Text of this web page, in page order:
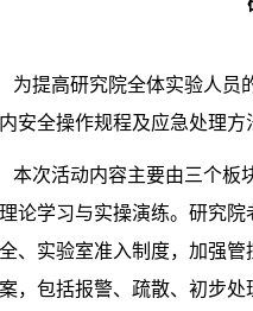
为提高研究院全体实验人员
安全操作规程及应急处理方
本次活动内容主要由三个板
论学习与实操演练。研究
、实验室准入制度，加强
，包括报警、疏散、初步处